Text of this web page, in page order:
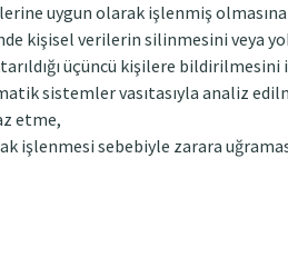
uygun olarak işlenmiş
kişisel verilerin silinmesini veya
üçüncü kişilere bildirilmesini
sistemler vasıtasıyla analiz
etme,
işlenmesi sebebiyle zarara